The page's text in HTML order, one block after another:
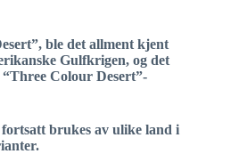
ble det allment kjent
Gulfkrigen, og det
Colour Desert”-
brukes av ulike land i